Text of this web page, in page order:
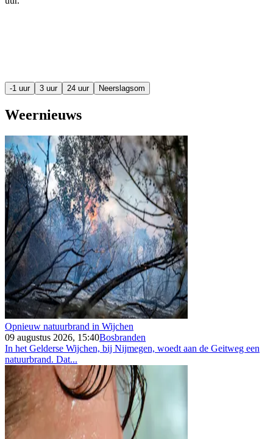
-1 uur 3 uur 24 uur Neerslagsom
Weernieuws
Opnieuw natuurbrand in Wijchen
09 augustus 2026, 15:40Bosbranden
In het Gelderse Wijchen, bij Nijmegen, woedt aan de Geitweg een
natuurbrand. Dat...